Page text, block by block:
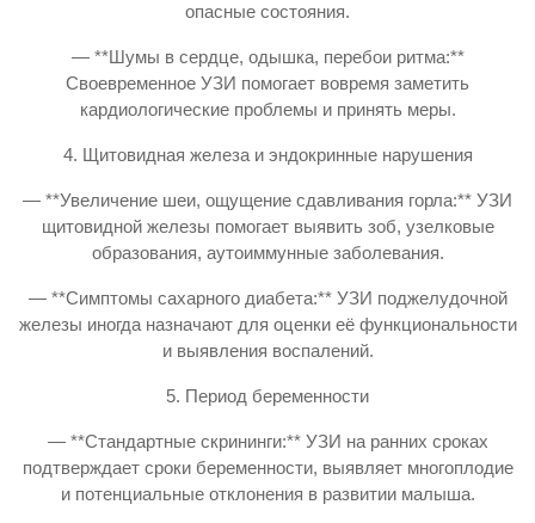
опасные состояния.
— **Шумы в сердце, одышка, перебои ритма:**
Своевременное УЗИ помогает вовремя заметить
кардиологические проблемы и принять меры.
4. Щитовидная железа и эндокринные нарушения
— **Увеличение шеи, ощущение сдавливания горла:** УЗИ
щитовидной железы помогает выявить зоб, узелковые
образования, аутоиммунные заболевания.
— **Симптомы сахарного диабета:** УЗИ поджелудочной
железы иногда назначают для оценки её функциональности
и выявления воспалений.
5. Период беременности
— **Стандартные скрининги:** УЗИ на ранних сроках
подтверждает сроки беременности, выявляет многоплодие
и потенциальные отклонения в развитии малыша.